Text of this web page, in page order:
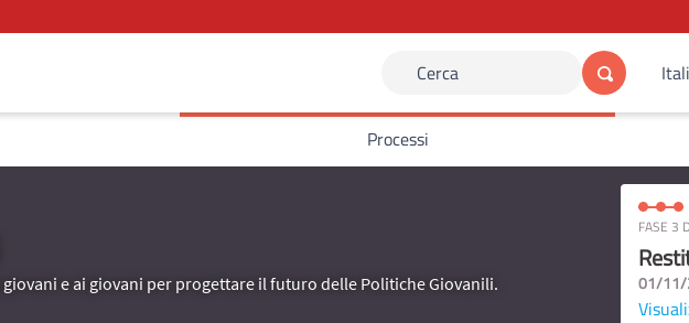
Cerca
Processi
giovani e ai giovani per progettare il futuro delle Politiche Giovanili.
FASE 3
01/11/